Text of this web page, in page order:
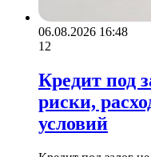
06.08.2026 16:48
12
Кредит под
риски,
условий